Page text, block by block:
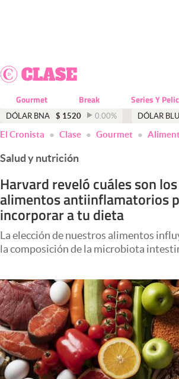
Dólar
Economía y Política
Finanzas y Mercados
Mercados Online
Negocios
Columnistas
Apertura
Clase
Clima
Mundial 2026
Eventos Corporativos
Gourmet Break Series Y
DÓLAR BNA $ 1520 0.00% DÓLAR
El Cronista Clase Gourmet
Salud y nutrición
Harvard reveló cuáles son
alimentos antiinflamatorios
incorporar a tu dieta
La elección de nuestros alimentos
la composición de la microbiota